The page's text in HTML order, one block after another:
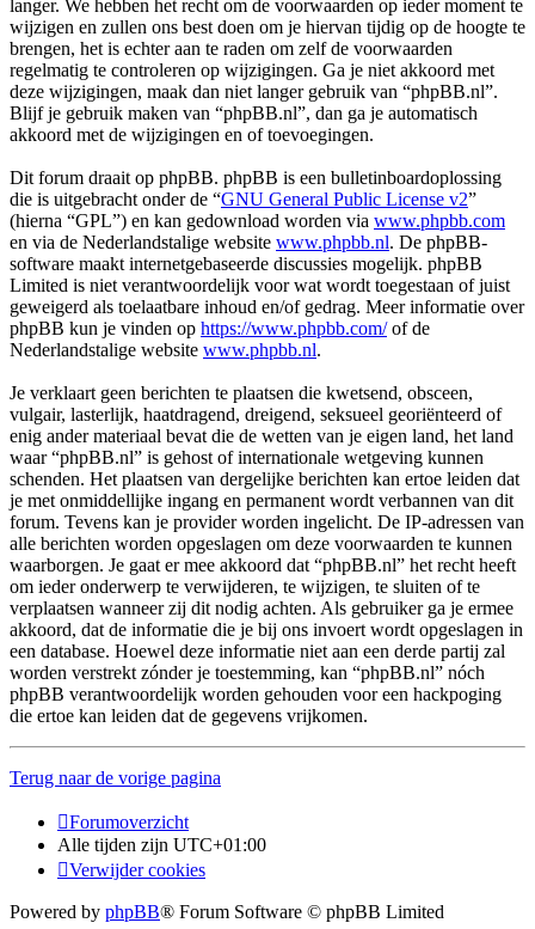
langer. We hebben het recht om de voorwaarden op ieder moment te
wijzigen en zullen ons best doen om je hiervan tijdig op de hoogte te
brengen, het is echter aan te raden om zelf de voorwaarden
regelmatig te controleren op wijzigingen. Ga je niet akkoord met
deze wijzigingen, maak dan niet langer gebruik van “phpBB.nl”.
Blijf je gebruik maken van “phpBB.nl”, dan ga je automatisch
akkoord met de wijzigingen en of toevoegingen.
Dit forum draait op phpBB. phpBB is een bulletinboardoplossing
die is uitgebracht onder de “GNU General Public License v2”
(hierna “GPL”) en kan gedownload worden via www.phpbb.com
en via de Nederlandstalige website www.phpbb.nl. De phpBB-
software maakt internetgebaseerde discussies mogelijk. phpBB
Limited is niet verantwoordelijk voor wat wordt toegestaan of juist
geweigerd als toelaatbare inhoud en/of gedrag. Meer informatie over
phpBB kun je vinden op https://www.phpbb.com/of de
Nederlandstalige website www.phpbb.nl.
Je verklaart geen berichten te plaatsen die kwetsend, obsceen,
vulgair, lasterlijk, haatdragend, dreigend, seksueel georiënteerd of
enig ander materiaal bevat die de wetten van je eigen land, het land
waar “phpBB.nl” is gehost of internationale wetgeving kunnen
schenden. Het plaatsen van dergelijke berichten kan ertoe leiden dat
je met onmiddellijke ingang en permanent wordt verbannen van dit
forum. Tevens kan je provider worden ingelicht. De IP-adressen van
alle berichten worden opgeslagen om deze voorwaarden te kunnen
waarborgen. Je gaat er mee akkoord dat “phpBB.nl” het recht heeft
om ieder onderwerp te verwijderen, te wijzigen, te sluiten of te
verplaatsen wanneer zij dit nodig achten. Als gebruiker ga je ermee
akkoord, dat de informatie die je bij ons invoert wordt opgeslagen in
een database. Hoewel deze informatie niet aan een derde partij zal
worden verstrekt zónder je toestemming, kan “phpBB.nl” nóch
phpBB verantwoordelijk worden gehouden voor een hackpoging
die ertoe kan leiden dat de gegevens vrijkomen.
Terug naar de vorige pagina
Forumoverzicht
Alle tijden zijn UTC+01:00
Verwijder cookies
Powered by phpBB® Forum Software © phpBB Limited